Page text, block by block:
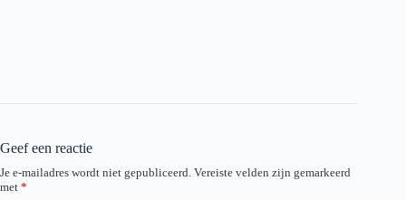
Geef een reactie
Je e-mailadres wordt niet gepubliceerd. Vereiste velden zijn gemarkeerd
met *